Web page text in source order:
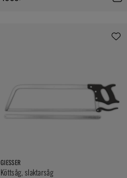
GIESSER
Köttsåg, slaktarsåg